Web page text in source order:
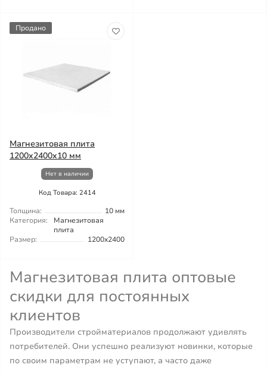
Продано
Магнезитовая плита
1200x2400x10 мм
Нет в наличии
Код Товара: 2414
Толщина:
10 мм
Категория:
Магнезитовая
плита
Размер:
1200x2400
Магнезитовая плита оптовые
скидки для постоянных
клиентов
Производители стройматериалов продолжают удивлять
потребителей. Они успешно реализуют новинки, которые
по своим параметрам не уступают, а часто даже